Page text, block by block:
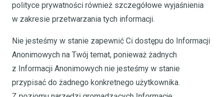
polityce prywatności również szczegółowe wyjaśnienia
w zakresie przetwarzania tych informacji.
Nie jesteśmy w stanie zapewnić Ci dostępu do Informacji
Anonimowych na Twój temat, ponieważ żadnych
z Informacji Anonimowych nie jesteśmy w stanie
przypisać do żadnego konkretnego użytkownika.